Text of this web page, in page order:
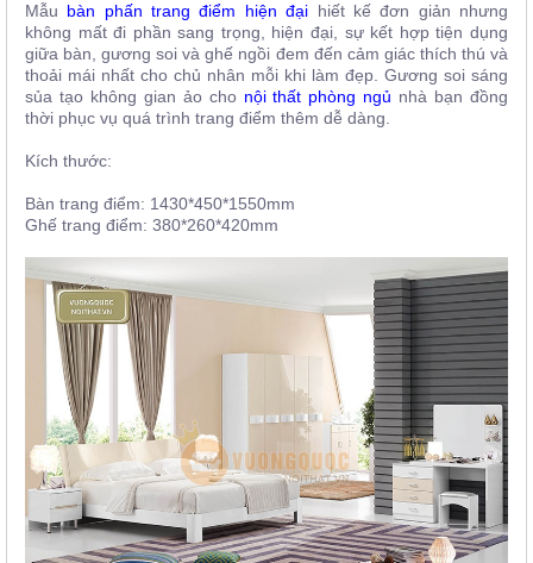
Mẫu bàn phấn trang điểm hiện đại hiết kế đơn giản nhưng
không mất đi phần sang trọng, hiện đại, sự kết hợp tiện dụng
giữa bàn, gương soi và ghế ngồi đem đến cảm giác thích thú và
thoải mái nhất cho chủ nhân mỗi khi làm đẹp. Gương soi sáng
sủa tạo không gian ảo cho nội thất phòng ngủ nhà bạn đồng
thời phục vụ quá trình trang điểm thêm dễ dàng.
Kích thước:
Bàn trang điểm: 1430*450*1550mm
Ghế trang điểm: 380*260*420mm